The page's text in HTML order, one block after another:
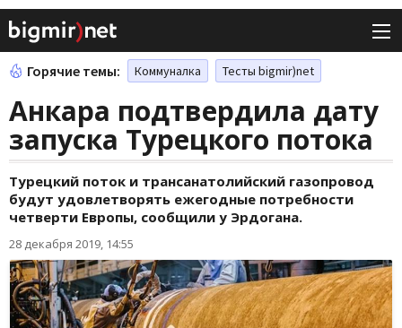
Горячие темы: Коммуналка Тесты bigmir)net
Анкара подтвердила дату
запуска Турецкого потока
Турецкий поток и трансанатолийский газопровод
будут удовлетворять ежегодные потребности
четверти Европы, сообщили у Эрдогана.
28 декабря 2019, 14:55